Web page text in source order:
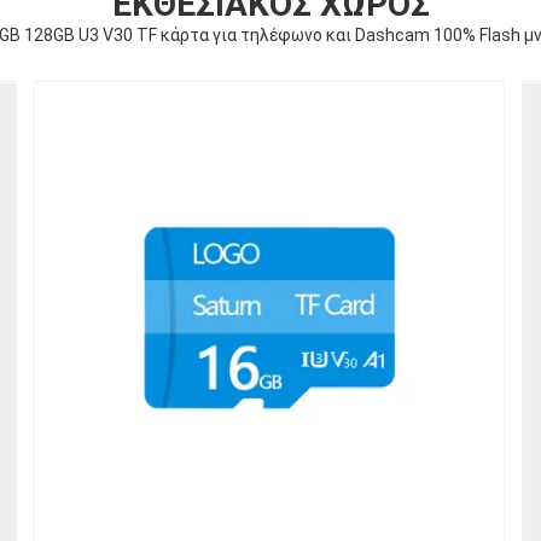
128GB U3 V30 TF κάρτα για τηλέφωνο και Dashcam 100% Flash